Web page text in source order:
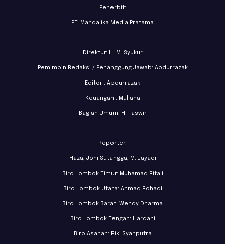
Penerbit:
PT. Mandalika Media Pratama
Direktur: H. M. Syukur
Pemimpin Redaksi / Penanggung Jawab: Abdurrazak
Editor : Abdurrazak
Keuangan : Muliana
Bagian Umum: H. Taswir
Reporter:
Haza, Joni Sutangga, M. Jayadi
Biro Lombok Timur: Muhamad Rifa’i
Biro Lombok Utara: Ahmad Rohadi
Biro Lombok Barat: Wendy Dharma
Biro Lombok Tengah: Hardani
Biro Asahan: Riki Syahputra